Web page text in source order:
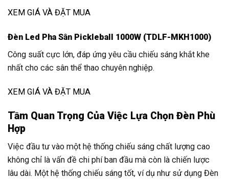
XEM GIÁ VÀ ĐẶT MUA
Đèn Led Pha Sân Pickleball 1000W (TDLF-MKH1000)
Công suất cực lớn, đáp ứng yêu cầu chiếu sáng khắt khe
nhất cho các sân thể thao chuyên nghiệp.
XEM GIÁ VÀ ĐẶT MUA
Tầm Quan Trọng Của Việc Lựa Chọn Đèn Phù
Hợp
Việc đầu tư vào một hệ thống chiếu sáng chất lượng cao
không chỉ là vấn đề chi phí ban đầu mà còn là chiến lược
lâu dài. Một hệ thống chiếu sáng tốt, ví dụ như sử dụng Đèn